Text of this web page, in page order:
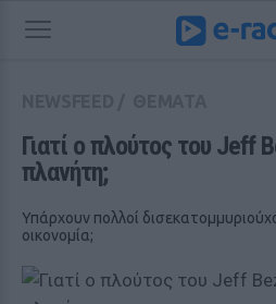
Γιατί ο πλούτος του Jeff
πλανήτη;
Υπάρχουν πολλοί
οικονομία;